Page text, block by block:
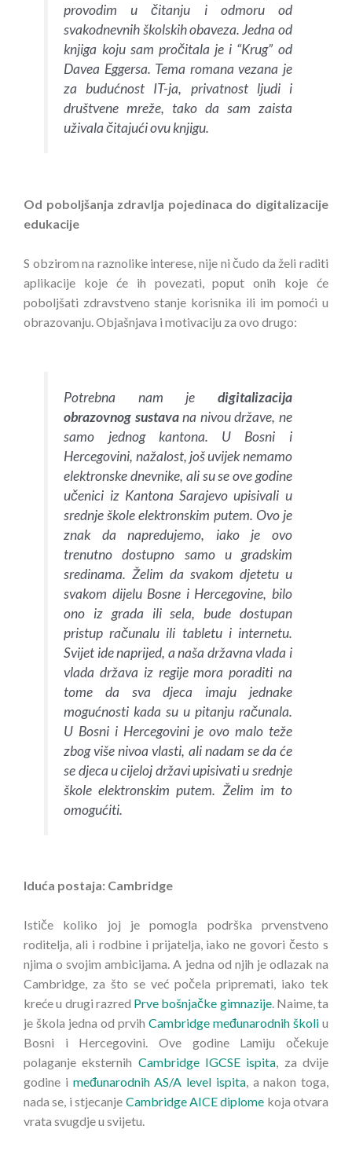
provodim u čitanju i odmoru od
svakodnevnih školskih obaveza. Jedna od
knjiga koju sam pročitala je i “Krug” od
Davea Eggersa. Tema romana vezana je
za budućnost IT-ja, privatnost ljudi i
društvene mreže, tako da sam zaista
uživala čitajući ovu knjigu.
Od poboljšanja zdravlja pojedinaca do digitalizacije
edukacije
S obzirom na raznolike interese, nije ni čudo da želi raditi
aplikacije koje će ih povezati, poput onih koje će
poboljšati zdravstveno stanje korisnika ili im pomoći u
obrazovanju. Objašnjava i motivaciju za ovo drugo:
Potrebna nam je digitalizacija
obrazovnog sustavana nivou države, ne
samo jednog kantona. U Bosni i
Hercegovini, nažalost, još uvijek nemamo
elektronske dnevnike, ali su se ove godine
učenici iz Kantona Sarajevo upisivali u
srednje škole elektronskim putem. Ovo je
znak da napredujemo, iako je ovo
trenutno dostupno samo u gradskim
sredinama. Želim da svakom djetetu u
svakom dijelu Bosne i Hercegovine, bilo
ono iz grada ili sela, bude dostupan
pristup računalu ili tabletu i internetu.
Svijet ide naprijed, a naša državna vlada i
vlada država iz regije mora poraditi na
tome da sva djeca imaju jednake
mogućnosti kada su u pitanju računala.
U Bosni i Hercegovini je ovo malo teže
zbog više nivoa vlasti, ali nadam se da će
se djeca u cijeloj državi upisivati u srednje
škole elektronskim putem. Želim im to
omogućiti.
Iduća postaja: Cambridge
Ističe koliko joj je pomogla podrška prvenstveno
roditelja, ali i rodbine i prijatelja, iako ne govori često s
njima o svojim ambicijama. A jedna od njih je odlazak na
Cambridge, za što se već počela pripremati, iako tek
kreće u drugi razred Prve bošnjačke gimnazije. Naime, ta
je škola jedna od prvih Cambridge međunarodnih školi u
Bosni i Hercegovini. Ove godine Lamiju očekuje
polaganje eksternih Cambridge IGCSE ispita, za dvije
godine i međunarodnih AS/A level ispita, a nakon toga,
nada se, i stjecanje Cambridge AICE diplome koja otvara
vrata svugdje u svijetu.